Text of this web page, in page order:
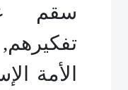
سقم
الأمة